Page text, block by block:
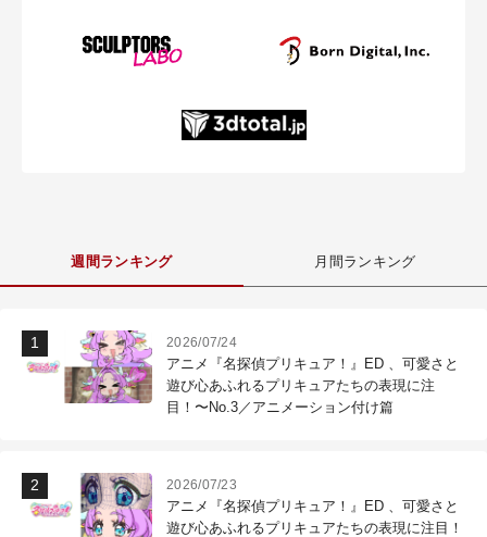
週間ランキング 月間ランキング
2026/07/24
アニメ『名探偵プリキュア！』ED 、可愛さと
遊び心あふれるプリキュアたちの表現に注
目！〜No.3／アニメーション付け篇
2026/07/23
アニメ『名探偵プリキュア！』ED 、可愛さと
遊び心あふれるプリキュアたちの表現に注目！